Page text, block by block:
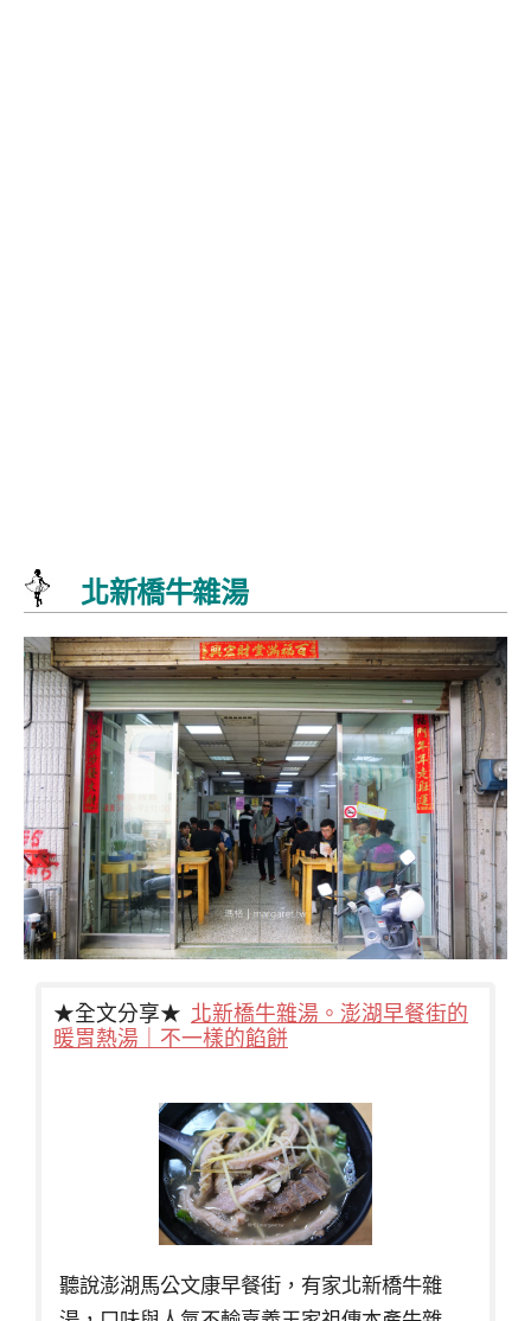
北新橋牛雜湯
★全文分享★ 北新橋牛雜湯。澎湖早餐街的
暖胃熱湯｜不一樣的餡餅
聽說澎湖馬公文康早餐街，有家北新橋牛雜